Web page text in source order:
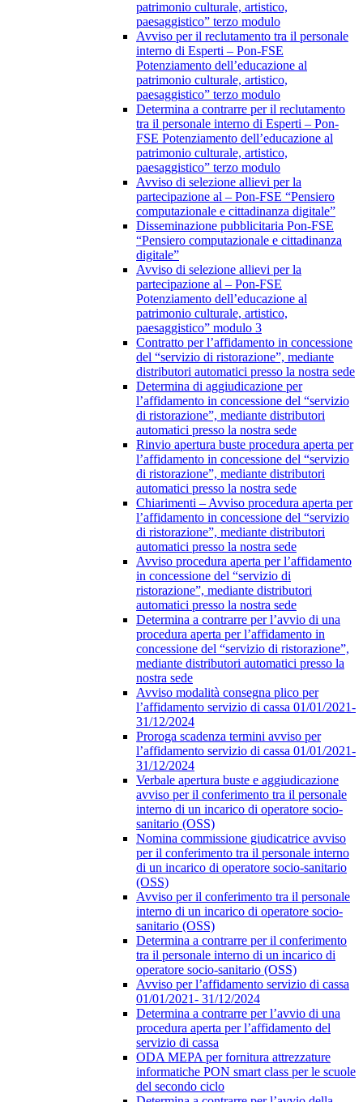
patrimonio culturale, artistico,
paesaggistico” terzo modulo
Avviso per il reclutamento tra il personale
interno di Esperti – Pon-FSE
Potenziamento dell’educazione al
patrimonio culturale, artistico,
paesaggistico” terzo modulo
Determina a contrarre per il reclutamento
tra il personale interno di Esperti – Pon-
FSE Potenziamento dell’educazione al
patrimonio culturale, artistico,
paesaggistico” terzo modulo
Avviso di selezione allievi per la
partecipazione al – Pon-FSE “Pensiero
computazionale e cittadinanza digitale”
Disseminazione pubblicitaria Pon-FSE
“Pensiero computazionale e cittadinanza
digitale”
Avviso di selezione allievi per la
partecipazione al – Pon-FSE
Potenziamento dell’educazione al
patrimonio culturale, artistico,
paesaggistico” modulo 3
Contratto per l’affidamento in concessione
del “servizio di ristorazione”, mediante
distributori automatici presso la nostra sede
Determina di aggiudicazione per
l’affidamento in concessione del “servizio
di ristorazione”, mediante distributori
automatici presso la nostra sede
Rinvio apertura buste procedura aperta per
l’affidamento in concessione del “servizio
di ristorazione”, mediante distributori
automatici presso la nostra sede
Chiarimenti – Avviso procedura aperta per
l’affidamento in concessione del “servizio
di ristorazione”, mediante distributori
automatici presso la nostra sede
Avviso procedura aperta per l’affidamento
in concessione del “servizio di
ristorazione”, mediante distributori
automatici presso la nostra sede
Determina a contrarre per l’avvio di una
procedura aperta per l’affidamento in
concessione del “servizio di ristorazione”,
mediante distributori automatici presso la
nostra sede
Avviso modalità consegna plico per
l’affidamento servizio di cassa 01/01/2021-
31/12/2024
Proroga scadenza termini avviso per
l’affidamento servizio di cassa 01/01/2021-
31/12/2024
Verbale apertura buste e aggiudicazione
avviso per il conferimento tra il personale
interno di un incarico di operatore socio-
sanitario (OSS)
Nomina commissione giudicatrice avviso
per il conferimento tra il personale interno
di un incarico di operatore socio-sanitario
(OSS)
Avviso per il conferimento tra il personale
interno di un incarico di operatore socio-
sanitario (OSS)
Determina a contrarre per il conferimento
tra il personale interno di un incarico di
operatore socio-sanitario (OSS)
Avviso per l’affidamento servizio di cassa
01/01/2021- 31/12/2024
Determina a contrarre per l’avvio di una
procedura aperta per l’affidamento del
servizio di cassa
ODA MEPA per fornitura attrezzature
informatiche PON smart class per le scuole
del secondo ciclo